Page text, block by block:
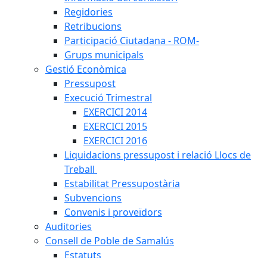
Regidories
Retribucions
Participació Ciutadana - ROM-
Grups municipals
Gestió Econòmica
Pressupost
Execució Trimestral
EXERCICI 2014
EXERCICI 2015
EXERCICI 2016
Liquidacions pressupost i relació Llocs de
Treball
Estabilitat Pressupostària
Subvencions
Convenis i proveïdors
Auditories
Consell de Poble de Samalús
Estatuts